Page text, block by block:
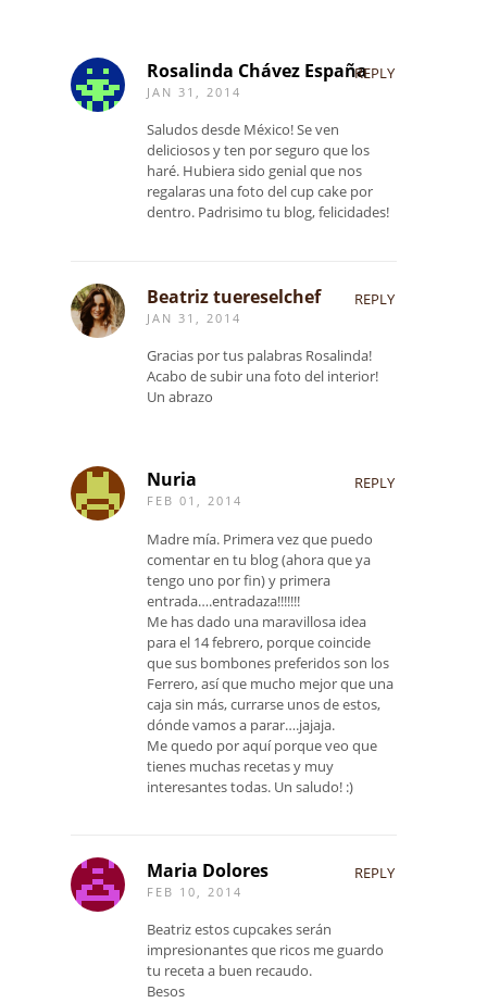
Rosalinda Chávez España
JAN 31, 2014
REPLY
Saludos desde México! Se ven
deliciosos y ten por seguro que los
haré. Hubiera sido genial que nos
regalaras una foto del cup cake por
dentro. Padrisimo tu blog, felicidades!
Beatriz tuereselchef
JAN 31, 2014
REPLY
Gracias por tus palabras Rosalinda!
Acabo de subir una foto del interior!
Un abrazo
Nuria
FEB 01, 2014
REPLY
Madre mía. Primera vez que puedo
comentar en tu blog (ahora que ya
tengo uno por fin) y primera
entrada….entradaza!!!!!!!
Me has dado una maravillosa idea
para el 14 febrero, porque coincide
que sus bombones preferidos son los
Ferrero, así que mucho mejor que una
caja sin más, currarse unos de estos,
dónde vamos a parar….jajaja.
Me quedo por aquí porque veo que
tienes muchas recetas y muy
interesantes todas. Un saludo! :)
Maria Dolores
FEB 10, 2014
REPLY
Beatriz estos cupcakes serán
impresionantes que ricos me guardo
tu receta a buen recaudo.
Besos